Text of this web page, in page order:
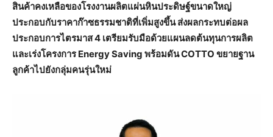
สินค้าคงเหลือของโรงงานผลิตแผ่นหินประดิษฐ์ขนาดใหญ่
ประกอบกับราคาก๊าซธรรมชาติที่เพิ่มสูงขึ้น ส่งผลกระทบต่อผล
ประกอบการไตรมาส 4 เตรียมรับมือด้วยแผนลดต้นทุนการผลิต
และเร่งโครงการ Energy Saving พร้อมดัน COTTO ขยายฐาน
ลูกค้าไปยังกลุ่มคนรุ่นใหม่